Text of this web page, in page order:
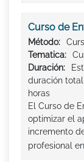
Curso de
Método:
Tematica:
Duración:
duración
horas
El Curso de
optimizar el
incremento
profesional